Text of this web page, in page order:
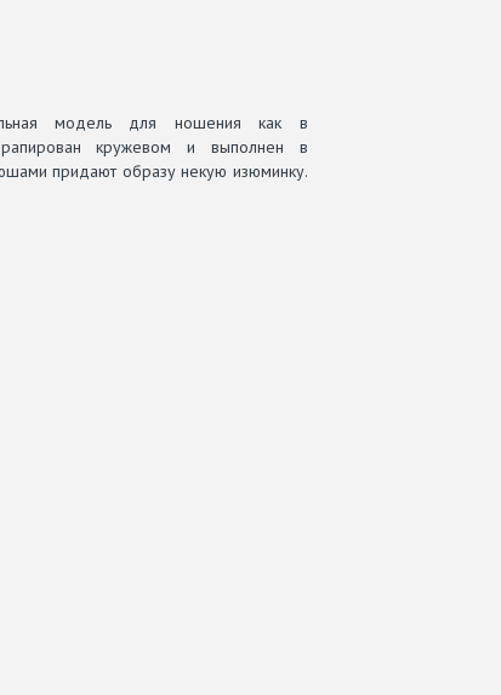
модель для ношения как в
кружевом и выполнен в
придают образу некую изюминку.